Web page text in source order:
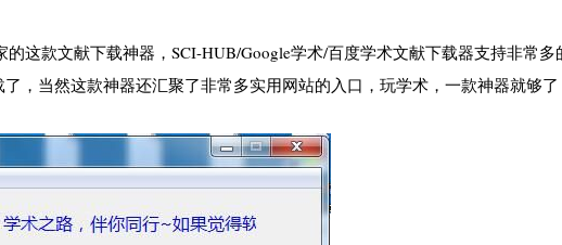
这款文献下载神器，SCI-HUB/Google学术/百度学术文献下载器支持非常多
，当然这款神器还汇聚了非常多实用网站的入口，玩学术，一款神器就够了